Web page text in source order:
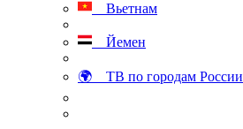
Вьетнам
Йемен
🌍 ТВ по городам России